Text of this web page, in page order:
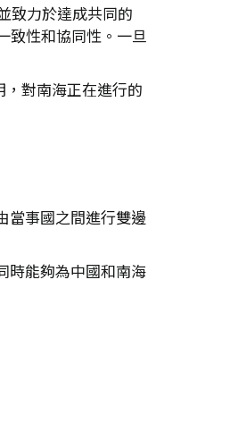
致力於達成共同的
致性和協同性。一旦
對南海正在進行的
當事國之間進行雙邊
時能夠為中國和南海